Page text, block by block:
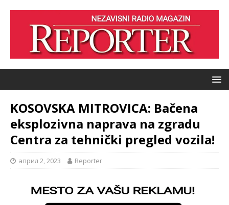
KOSOVSKA MITROVICA: Bačena
eksplozivna naprava na zgradu
Centra za tehnički pregled vozila!
април 2, 2023 Reporter